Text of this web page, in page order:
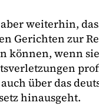
weiterhin,
Gerichten zur
können, wenn
über das
hinausgeht.